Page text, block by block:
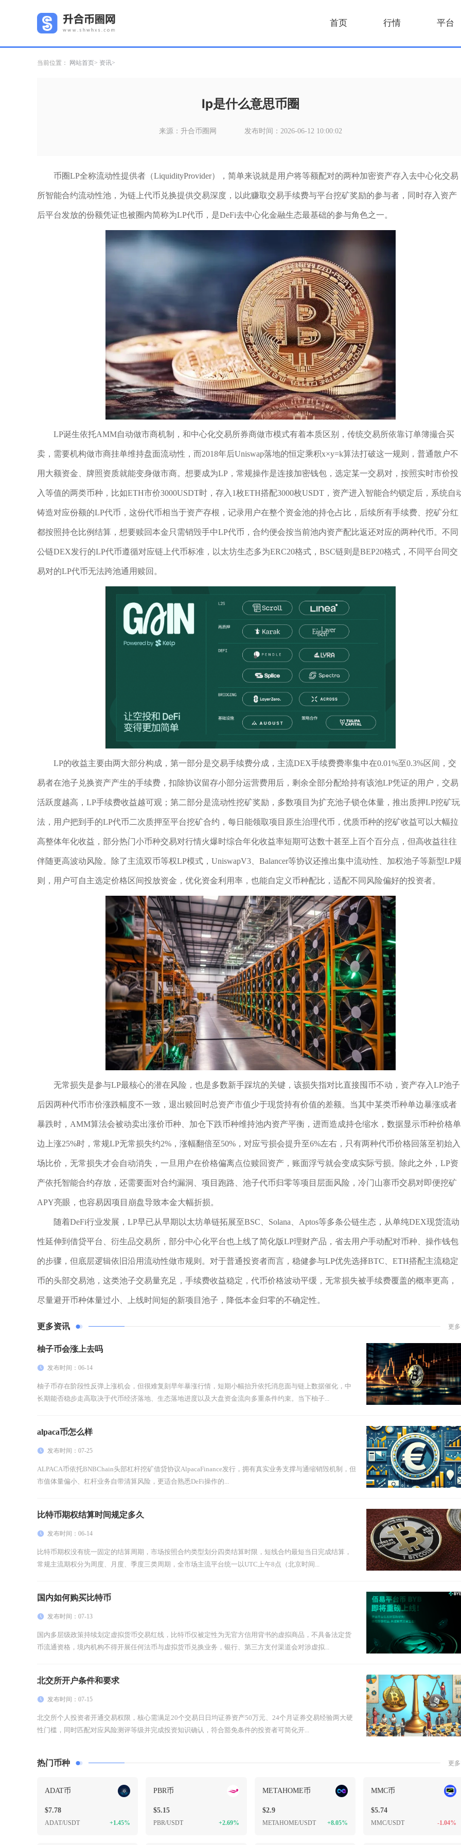
首页 行情 平台
当前位置： 网站首页 资讯
lp是什么意思币圈
来源：升合币圈网 发布时间：2026-06-12 10:00:02
币圈LP全称流动性提供者（LiquidityProvider），简单来说就是用户将等额配对的两种加密资产存入去中心化交易
所智能合约流动性池，为链上代币兑换提供交易深度，以此赚取交易手续费与平台挖矿奖励的参与者，同时存入资产
后平台发放的份额凭证也被圈内简称为LP代币，是DeFi去中心化金融生态最基础的参与角色之一。
LP诞生依托AMM自动做市商机制，和中心化交易所券商做市模式有着本质区别，传统交易所依靠订单簿撮合买
卖，需要机构做市商挂单维持盘面流动性，而2018年后Uniswap落地的恒定乘积x×y=k算法打破这一规则，普通散户不
用大额资金、牌照资质就能变身做市商。想要成为LP，常规操作是连接加密钱包，选定某一交易对，按照实时市价投
入等值的两类币种，比如ETH市价3000USDT时，存入1枚ETH搭配3000枚USDT，资产进入智能合约锁定后，系统自
铸造对应份额的LP代币，这份代币相当于资产存根，记录用户在整个资金池的持仓占比，后续所有手续费、挖矿分红
都按照持仓比例结算，想要赎回本金只需销毁手中LP代币，合约便会按当前池内资产配比返还对应的两种代币。不同
公链DEX发行的LP代币遵循对应链上代币标准，以太坊生态多为ERC20格式，BSC链则是BEP20格式，不同平台同交
易对的LP代币无法跨池通用赎回。
LP的收益主要由两大部分构成，第一部分是交易手续费分成，主流DEX手续费费率集中在0.01%至0.3%区间，交
易者在池子兑换资产产生的手续费，扣除协议留存小部分运营费用后，剩余全部分配给持有该池LP凭证的用户，交易
活跃度越高，LP手续费收益越可观；第二部分是流动性挖矿奖励，多数项目为扩充池子锁仓体量，推出质押LP挖矿玩
法，用户把到手的LP代币二次质押至平台挖矿合约，每日能领取项目原生治理代币，优质币种的挖矿收益可以大幅拉
高整体年化收益，部分热门小币种交易对行情火爆时综合年化收益率短期可达数十甚至上百个百分点，但高收益往往
伴随更高波动风险。除了主流双币等权LP模式，UniswapV3、Balancer等协议还推出集中流动性、加权池子等新型LP
则，用户可自主选定价格区间投放资金，优化资金利用率，也能自定义币种配比，适配不同风险偏好的投资者。
无常损失是参与LP最核心的潜在风险，也是多数新手踩坑的关键，该损失指对比直接囤币不动，资产存入LP池子
后因两种代币市价涨跌幅度不一致，退出赎回时总资产市值少于现货持有价值的差额。当其中某类币种单边暴涨或者
暴跌时，AMM算法会被动卖出涨价币种、加仓下跌币种维持池内资产平衡，进而造成持仓缩水，数据显示币种价格单
边上涨25%时，常规LP无常损失约2%，涨幅翻倍至50%，对应亏损会提升至6%左右，只有两种代币价格回落至初始入
场比价，无常损失才会自动消失，一旦用户在价格偏离点位赎回资产，账面浮亏就会变成实际亏损。除此之外，LP资
产依托智能合约存放，还需要面对合约漏洞、项目跑路、池子代币归零等项目层面风险，冷门山寨币交易对即便挖矿
APY亮眼，也容易因项目崩盘导致本金大幅折损。
随着DeFi行业发展，LP早已从早期以太坊单链拓展至BSC、Solana、Aptos等多条公链生态，从单纯DEX现货流动
性延伸到借贷平台、衍生品交易所，部分中心化平台也上线了简化版LP理财产品，省去用户手动配对币种、操作钱包
的步骤，但底层逻辑依旧沿用流动性做市规则。对于普通投资者而言，稳健参与LP优先选择BTC、ETH搭配主流稳定
币的头部交易池，这类池子交易量充足，手续费收益稳定，代币价格波动平缓，无常损失被手续费覆盖的概率更高，
尽量避开币种体量过小、上线时间短的新项目池子，降低本金归零的不确定性。
更多资讯 更
柚子币会涨上去吗
发布时间：06-14
柚子币存在阶段性反弹上涨机会，但很难复刻早年暴涨行情，短期小幅抬升依托消息面与链上数据催化，中
长期能否稳步走高取决于代币经济落地、生态落地进度以及大盘资金流向多重条件约束。当下柚子...
alpaca币怎么样
发布时间：07-25
ALPACA币依托BNBChain头部杠杆挖矿借贷协议AlpacaFinance发行，拥有真实业务支撑与通缩销毁机制，但
市值体量偏小、杠杆业务自带清算风险，更适合熟悉DeFi操作的...
比特币期权结算时间规定多久
发布时间：06-14
比特币期权没有统一固定的结算周期，市场按照合约类型划分四类结算时限，短线合约最短当日完成结算，
常规主流期权分为周度、月度、季度三类周期，全市场主流平台统一以UTC上午8点（北京时间...
国内如何购买比特币
发布时间：07-13
国内多层级政策持续划定虚拟货币交易红线，比特币仅被定性为无官方信用背书的虚拟商品，不具备法定货
币流通资格，境内机构不得开展任何法币与虚拟货币兑换业务，银行、第三方支付渠道会对涉虚拟...
北交所开户条件和要求
发布时间：07-15
北交所个人投资者开通交易权限，核心需满足20个交易日日均证券资产50万元、24个月证券交易经验两大硬
性门槛，同时匹配对应风险测评等级并完成投资知识确认，符合豁免条件的投资者可简化开...
热门币种 更
ADAT币
$7.78
ADAT/USDT +1.45%
PBR币
$5.15
PBR/USDT +2.69%
METAHOME币
$2.9
METAHOME/USDT +8.05%
MMC币
$5.74
MMC/USDT -1.04%